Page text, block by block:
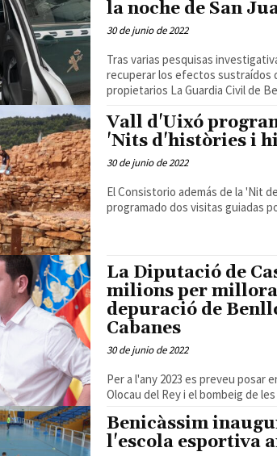
la noche de San
30 de junio de 2022
Tras varias pesquisas
recuperar los efectos sustraídos
propietarios La Guardia
Vall d'Uixó
'Nits d'històries i
30 de junio de 2022
El Consistorio además de la 'Nit
programado dos visitas guiadas
La Diputació de
milions per
depuració de
Cabanes
30 de junio de 2022
Per a l'any 2023 es preveu posar
Olocau del Rey i el bombeig de
Benicàssim
l'escola esportiva